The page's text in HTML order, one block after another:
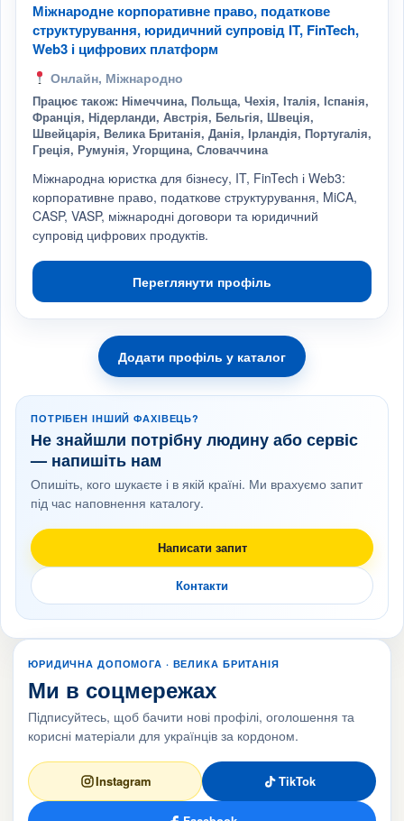
Міжнародне корпоративне право, податкове
структурування, юридичний супровід IT, FinTech,
Web3 і цифрових платформ
Онлайн, Міжнародно
Працює також: Німеччина, Польща, Чехія, Італія, Іспанія,
Франція, Нідерланди, Австрія, Бельгія, Швеція,
Швейцарія, Велика Британія, Данія, Ірландія, Португалія,
Греція, Румунія, Угорщина, Словаччина
Міжнародна юристка для бізнесу, IT, FinTech і Web3:
корпоративне право, податкове структурування, MiCA,
CASP, VASP, міжнародні договори та юридичний
супровід цифрових продуктів.
Переглянути профіль
Додати профіль у каталог
ПОТРІБЕН ІНШИЙ ФАХІВЕЦЬ?
Не знайшли потрібну людину або сервіс
— напишіть нам
Опишіть, кого шукаєте і в якій країні. Ми врахуємо запит
під час наповнення каталогу.
Написати запит
Контакти
ЮРИДИЧНА ДОПОМОГА · ВЕЛИКА БРИТАНІЯ
Ми в соцмережах
Підписуйтесь, щоб бачити нові профілі, оголошення та
корисні матеріали для українців за кордоном.
Instagram TikTok